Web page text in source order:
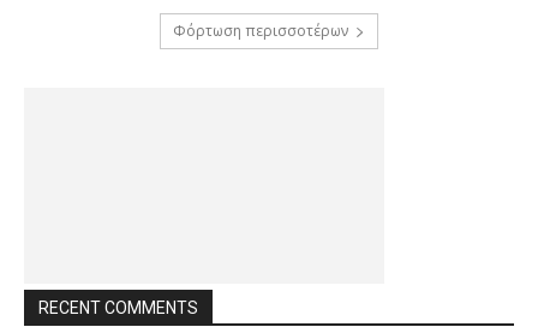
Φόρτωση περισσοτέρων
RECENT COMMENTS